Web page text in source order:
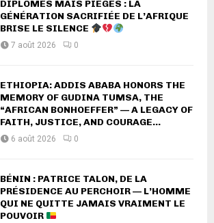
DIPLÔMÉS MAIS PIÉGÉS : LA
GÉNÉRATION SACRIFIÉE DE L’AFRIQUE
BRISE LE SILENCE
7 août 2026 0
ETHIOPIA: ADDIS ABABA HONORS THE
MEMORY OF GUDINA TUMSA, THE
“AFRICAN BONHOEFFER” — A LEGACY OF
FAITH, JUSTICE, AND COURAGE...
6 août 2026 0
BÉNIN : PATRICE TALON, DE LA
PRÉSIDENCE AU PERCHOIR — L’HOMME
QUI NE QUITTE JAMAIS VRAIMENT LE
POUVOIR